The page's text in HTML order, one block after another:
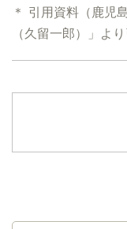
＊ 引用資料（鹿
（久留一郎）」より